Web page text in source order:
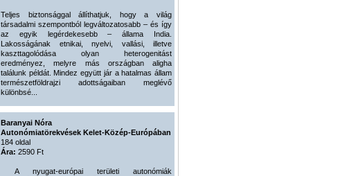
Teljes biztonsággal állíthatjuk, hogy a világ
társadalmi szempontból legváltozatosabb – és így
az egyik legérdekesebb – állama India.
Lakosságának etnikai, nyelvi, vallási, illetve
kaszttagolódása olyan heterogenitást
eredményez, melyre más országban aligha
találunk példát. Mindez együtt jár a hatalmas állam
természetföldrajzi adottságaiban meglévő
különbsé...
Baranyai Nóra
Autonómiatörekvések Kelet-Közép-Európában
184 oldal
Ára: 2590 Ft
A nyugat-európai területi autonómiák